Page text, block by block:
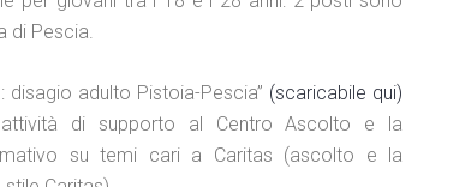
di Pescia.
adulto Pistoia-Pescia” (scaricabile qui)
di supporto al Centro Ascolto e la
su temi cari a Caritas (ascolto e la